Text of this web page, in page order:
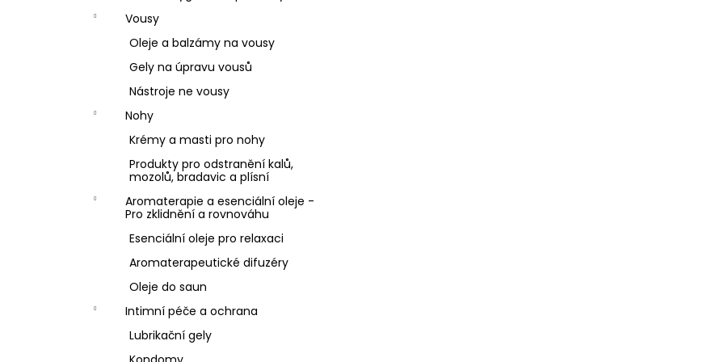
Vousy
Oleje a balzámy na vousy
Gely na úpravu vousů
Nástroje ne vousy
Nohy
Krémy a masti pro nohy
Produkty pro odstranění kalů,
mozolů, bradavic a plísní
Aromaterapie a esenciální oleje -
Pro zklidnění a rovnováhu
Esenciální oleje pro relaxaci
Aromaterapeutické difuzéry
Oleje do saun
Intimní péče a ochrana
Lubrikační gely